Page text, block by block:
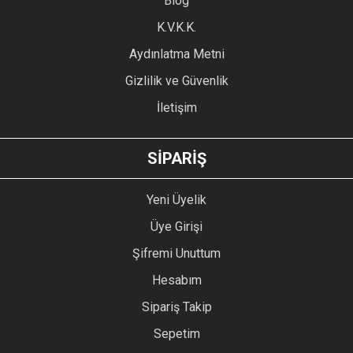
Ürün fiyatı diğer sitelerden daha pahalı.
GÖNDER
K.V.K.K.
Aydınlatma Metni
Gizlilik ve Güvenlik
İletişim
SİPARİŞ
Yeni Üyelik
Üye Girişi
Şifremi Unuttum
Hesabım
Sipariş Takip
Sepetim